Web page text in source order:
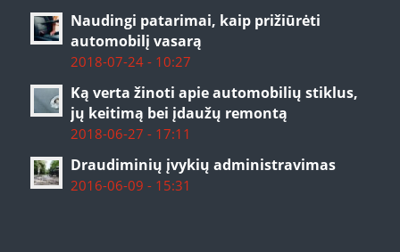
Naudingi patarimai, kaip prižiūrėti
automobilį vasarą
2018-07-24 - 10:27
Ką verta žinoti apie automobilių stiklus,
jų keitimą bei įdaužų remontą
2018-06-27 - 17:11
Draudiminių įvykių administravimas
2016-06-09 - 15:31